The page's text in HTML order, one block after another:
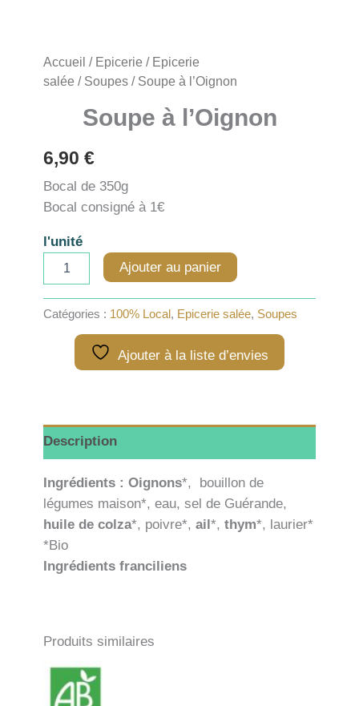
Accueil / Epicerie / Epicerie
salée / Soupes / Soupe à l’Oignon
Soupe à l’Oignon
6,90 €
Bocal de 350g
Bocal consigné à 1€
l'unité
à
l'Oignon
Ajouter au panier
Catégories : 100% Local, Epicerie salée, Soupes
Ajouter à la liste d’envies
Description
Ingrédients : Oignons*, bouillon de
légumes maison*, eau, sel de Guérande,
huile de colza*, poivre*, ail*, thym*, laurier*
*Bio
Ingrédients franciliens
Produits similaires